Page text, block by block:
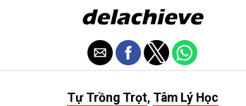
Tự Trồng Trọt, Tâm Lý Học